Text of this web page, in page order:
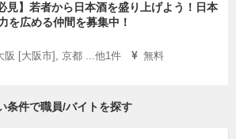
見】若者から日本酒を盛り上げよう！日本
を広める仲間を募集中！
阪 [大阪市], 京都 ...他1件
無料
条件で職員/バイトを探す